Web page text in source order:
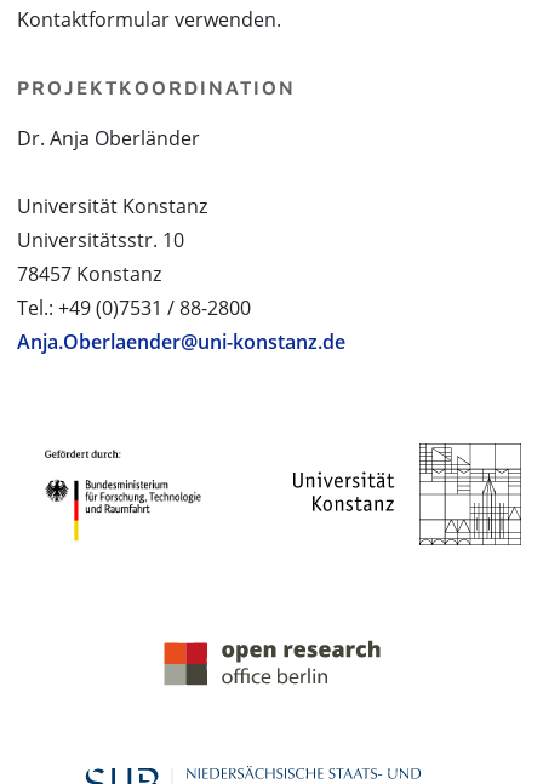
Kontaktformular verwenden.
PROJEKTKOORDINATION
Dr. Anja Oberländer
Universität Konstanz
Universitätsstr. 10
78457 Konstanz
Tel.: +49 (0)7531 / 88-2800
Anja.Oberlaender@uni-konstanz.de